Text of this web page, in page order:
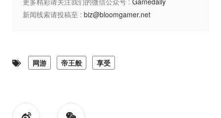
新闻线索请投稿至 : biz@bloomgamer.net
网游 帝王般 享受